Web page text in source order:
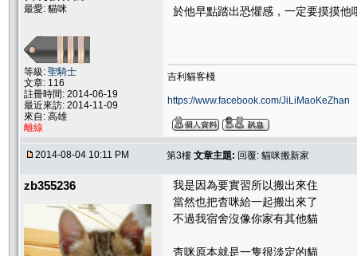
最愛: 貓咪
等級: 聖騎士
文章: 116
註冊時間: 2014-06-19
最近來訪: 2014-11-09
來自: 高雄
離線
於他早點踏出恐懼感，一定要摸摸他
吉利貓客棧
https://www.facebook.com/JiLiMaoKeZhan
2014-08-04 10:11 PM 第3樓 文章主題: 回覆: 貓咪搬新家
zb355236
我是因為要實習所以搬出來住
當然也把杳咪給一起搬出來了
不過我宿舍沒像你家有其他貓
杳咪原本就是一隻很淡定的貓